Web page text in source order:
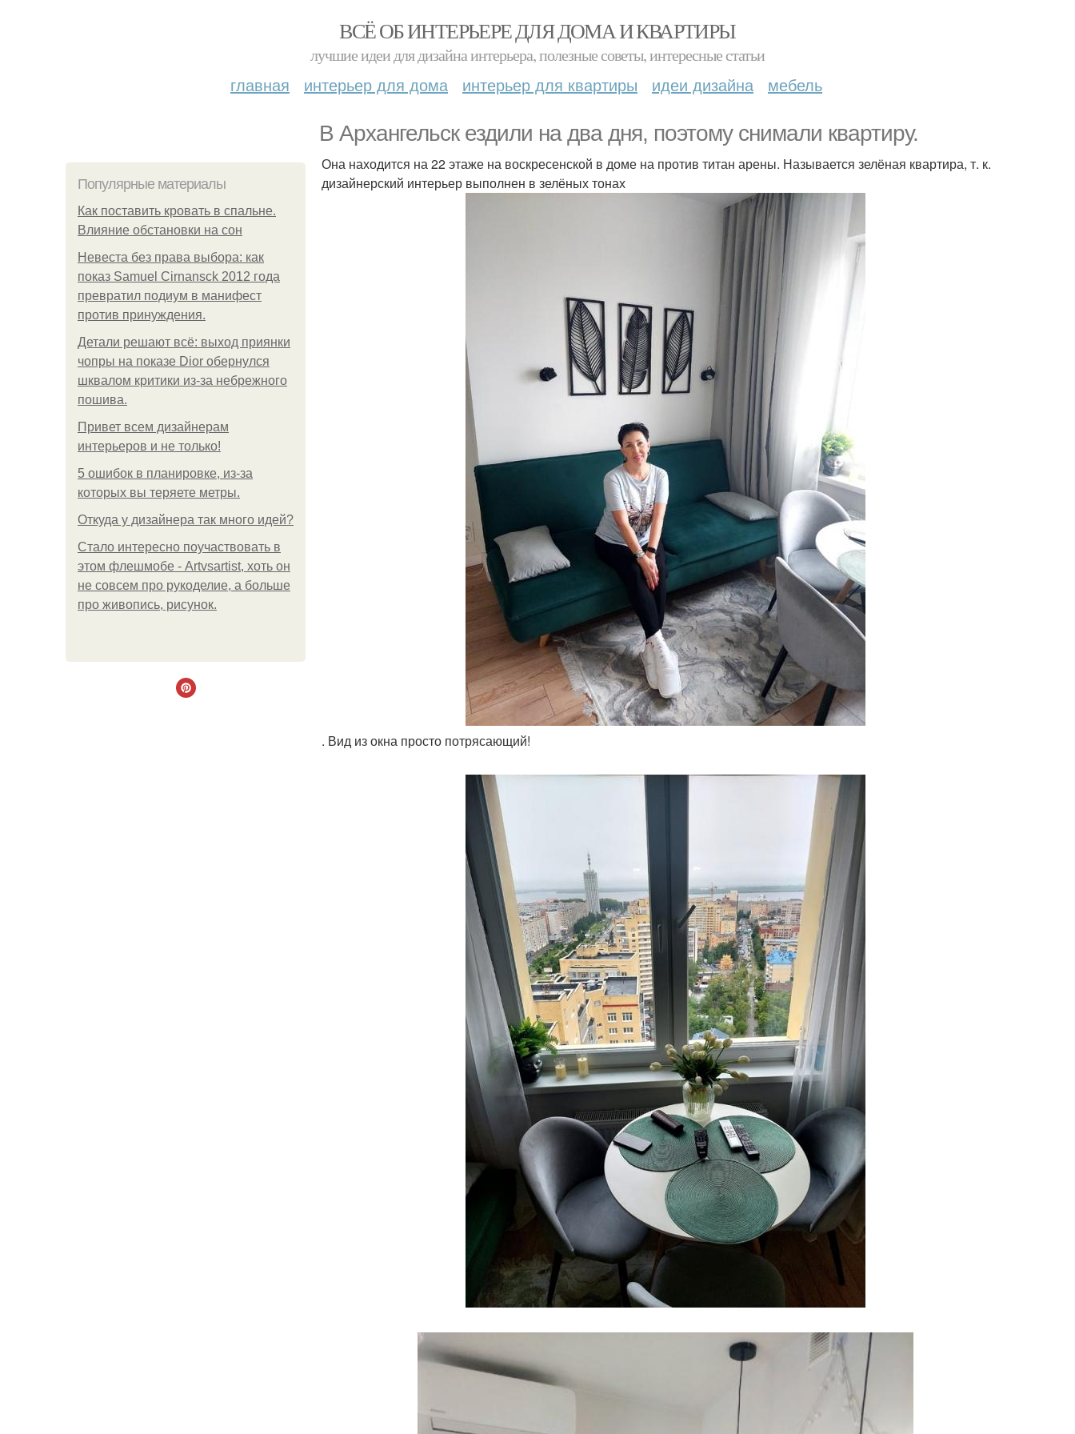
ВСЁ ОБ ИНТЕРЬЕРЕ ДЛЯ ДОМА И КВАРТИРЫ
лучшие идеи для дизайна интерьера, полезные советы, интересные статьи
главная интерьер для дома интерьер для квартиры идеи дизайна мебель
В Архангельск ездили на два дня, поэтому снимали квартиру.
Популярные материалы
Как поставить кровать в спальне.
Влияние обстановки на сон
Невеста без права выбора: как
показ Samuel Cirnansck 2012 года
превратил подиум в манифест
против принуждения.
Детали решают всё: выход приянки
чопры на показе Dior обернулся
шквалом критики из-за небрежного
пошива.
Привет всем дизайнерам
интерьеров и не только!
5 ошибок в планировке, из-за
которых вы теряете метры.
Откуда у дизайнера так много идей?
Стало интересно поучаствовать в
этом флешмобе - Artvsartist, хоть он
не совсем про рукоделие, а больше
про живопись, рисунок.
Она находится на 22 этаже на воскресенской в доме на против титан арены. Называется зелёная квартира, т. к.
дизайнерский интерьер выполнен в зелёных тонах
. Вид из окна просто потрясающий!